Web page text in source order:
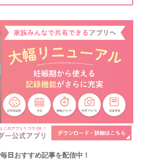
日おすすめ記事を配信中！